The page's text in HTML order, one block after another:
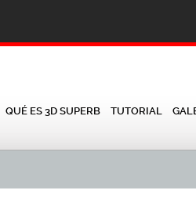
QUÉ ES 3D SUPERB TUTORIAL